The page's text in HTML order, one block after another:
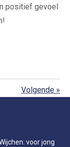
positief gevoel
Volgende »
voor jong